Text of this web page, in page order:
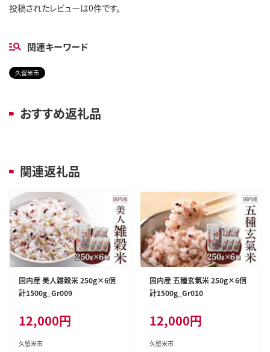
投稿されたレビューは0件です。
関連キーワード
久留米市
おすすめ返礼品
関連返礼品
国内産 美人雑穀米 250g×6個
計1500g_Gr009
12,000円
久留米市
国内産 五種玄氣米 250g×6個
計1500g_Gr010
12,000円
久留米市